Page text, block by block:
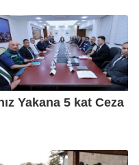
Yakana 5 kat Ceza